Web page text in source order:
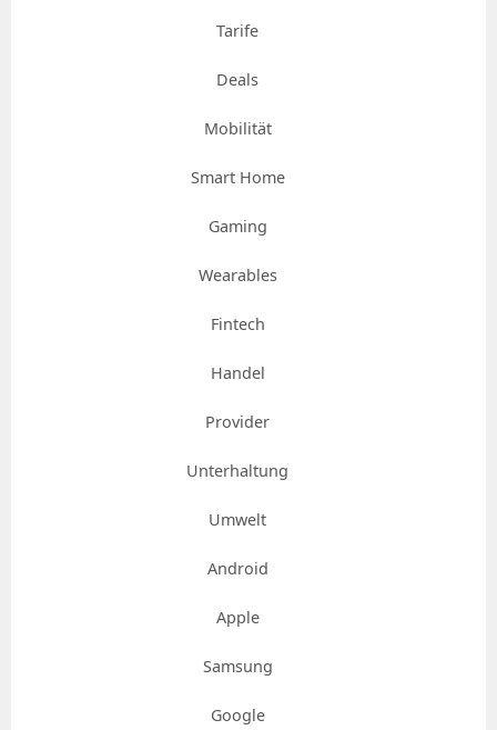
Tarife
Deals
Mobilität
Smart Home
Gaming
Wearables
Fintech
Handel
Provider
Unterhaltung
Umwelt
Android
Apple
Samsung
Google